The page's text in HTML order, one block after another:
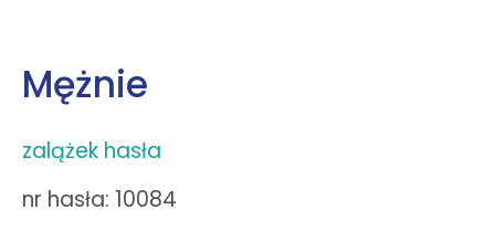
Mężnie
zalążek hasła
nr hasła: 10084